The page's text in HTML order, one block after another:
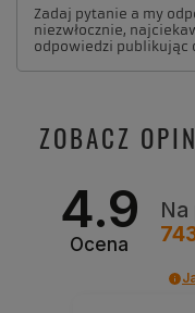
Zadaj pytanie a my
niezwłocznie,
odpowiedzi publikując
ZOBACZ
4.9
Ocena
Na